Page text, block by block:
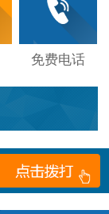
免费电话